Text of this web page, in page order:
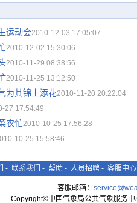
运动会2010-12-03 17:05:07
2010-12-02 15:30:06
2010-11-29 08:38:56
2010-11-25 13:12:50
为其锦上添花2010-11-20 20:22:04
27 17:54:49
农忙2010-10-25 17:56:28
10-25 15:58:46
- 联系我们 - 帮助 - 人员招聘 - 客服中心
客服邮箱：
Copyright©中国气象局公共气象服务